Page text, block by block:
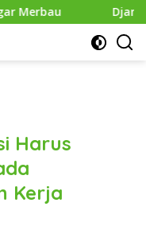
Djamin Setia
Harus
Kerja